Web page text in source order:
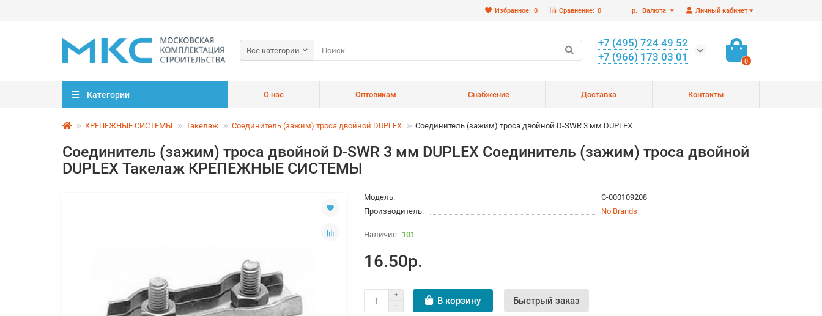
Личный кабинет
р. Валюта
Сравнение: 0
Избранное: 0
Все категории
+7 (495) 724 49 52
+7 (966) 173 03 01
0
Категории О нас Оптовикам Снабжение Доставка Контакты
КРЕПЕЖНЫЕ СИСТЕМЫ Такелаж Соединитель (зажим) троса двойной DUPLEX Соединитель (зажим) троса двойной D-SWR 3 мм DUPLEX
Соединитель (зажим) троса двойной D-SWR 3 мм DUPLEX Соединитель (зажим) троса двойной
DUPLEX Такелаж КРЕПЕЖНЫЕ СИСТЕМЫ
Модель:
С-000109208
Производитель:
No Brands
101
16.50р.
В корзину Быстрый заказ